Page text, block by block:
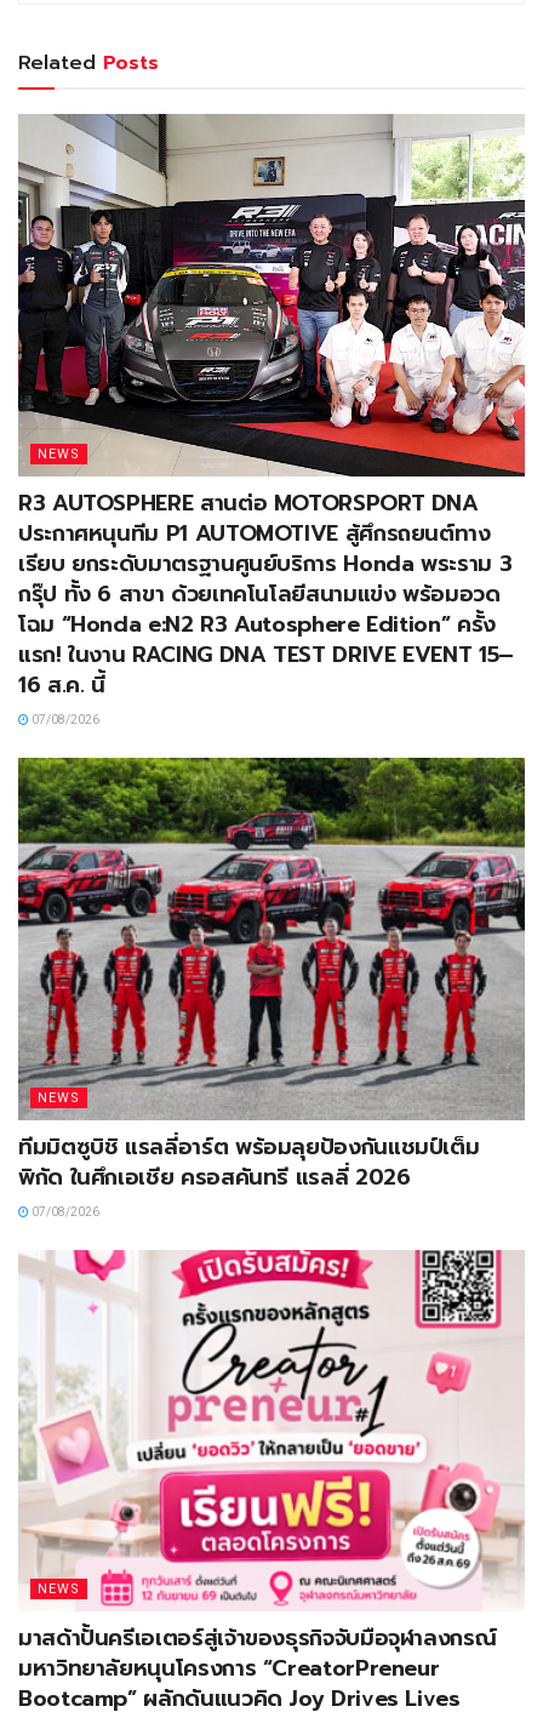
Related Posts
NEWS
R3 AUTOSPHERE สานต่อ MOTORSPORT DNA
ประกาศหนุนทีม P1 AUTOMOTIVE สู้ศึกรถยนต์ทาง
เรียบ ยกระดับมาตรฐานศูนย์บริการ Honda พระราม 3
กรุ๊ป ทั้ง 6 สาขา ด้วยเทคโนโลยีสนามแข่ง พร้อมอวด
โฉม “Honda e:N2 R3 Autosphere Edition” ครั้ง
แรก! ในงาน RACING DNA TEST DRIVE EVENT 15–
16 ส.ค. นี้
07/08/2026
NEWS
ทีมมิตซูบิชิ แรลลี่อาร์ต พร้อมลุยป้องกันแชมป์เต็ม
พิกัด ในศึกเอเชีย ครอสคันทรี แรลลี่ 2026
07/08/2026
NEWS
มาสด้าปั้นครีเอเตอร์สู่เจ้าของธุรกิจจับมือจุฬาลงกรณ์
มหาวิทยาลัยหนุนโครงการ “CreatorPreneur
Bootcamp” ผลักดันแนวคิด Joy Drives Lives